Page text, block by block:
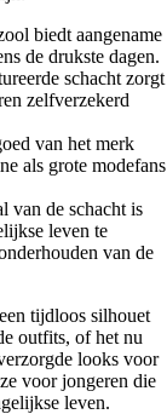
biedt aangename
de drukste dagen.
schacht zorgt
zelfverzekerd
van het merk
als grote modefans
van de schacht is
leven te
van de
tijdloos silhouet
outfits, of het nu
looks voor
voor jongeren die
leven.